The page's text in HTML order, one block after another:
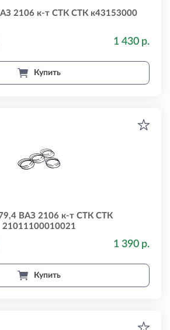
2106 к-т СТК СТК к43153000
1 430 р.
Купить
ВАЗ 2106 к-т СТК СТК
21011100010021
1 390 р.
Купить